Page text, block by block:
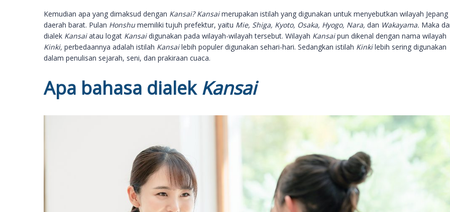
Kemudian apa yang dimaksud dengan Kansai? Kansaimerupakan istilah yang digunakan untuk menyebutkan wilayah Jepang
daerah barat. Pulan Honshu memiliki tujuh prefektur, yaitu Mie, Shiga, Kyoto, Osaka, Hyogo, Nara, dan Wakayama. Maka
dialek Kansaiatau logat Kansaidigunakan pada wilayah-wilayah tersebut. Wilayah Kansaipun dikenal dengan nama wilayah
Kinki, perbedaannya adalah istilah Kansailebih populer digunakan sehari-hari. Sedangkan istilah Kinkilebih sering digunakan
dalam penulisan sejarah, seni, dan prakiraan cuaca.
Apa bahasa dialek Kansai